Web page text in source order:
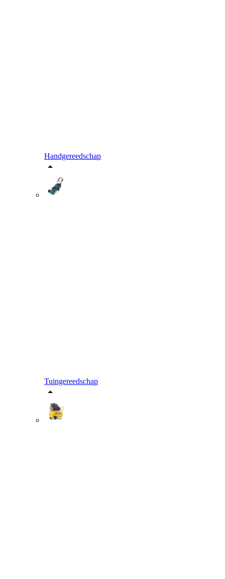
Handgereedschap
Tuingereedschap